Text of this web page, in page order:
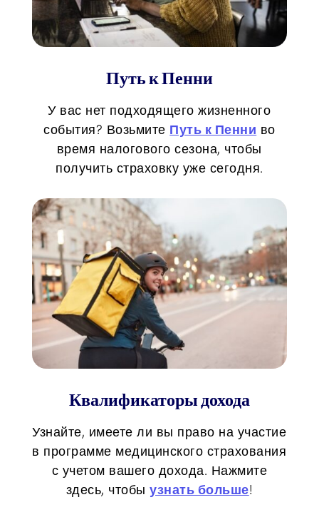
Путь к Пенни
У вас нет подходящего жизненного
события? Возьмите Путь к Пенни во
время налогового сезона, чтобы
получить страховку уже сегодня.
Квалификаторы дохода
Узнайте, имеете ли вы право на участие
в программе медицинского страхования
с учетом вашего дохода. Нажмите
здесь, чтобыузнать больше!